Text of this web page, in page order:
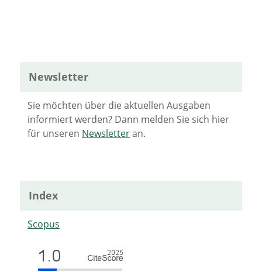
Newsletter
Sie möchten über die aktuellen Ausgaben
informiert werden? Dann melden Sie sich hier
für unseren Newsletteran.
Index
Scopus